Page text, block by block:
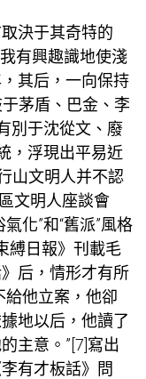
決于其奇特的
有興趣識地使淺
其后，一向保持
于茅盾、巴金、李
別于沈從文、廢
，浮現出平易近
山文明人并不認
文明人座談會
化”和“舊派”風格
縛日報》刊載毛
后，情形才有所
給他立案，他卻
地以后，他讀了
主意。”[7]寫出
有才板話》問